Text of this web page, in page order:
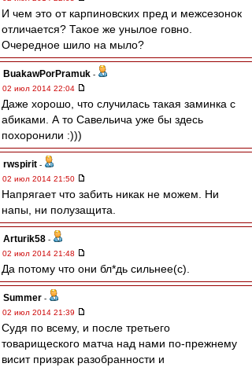
И чем это от карпиновских пред и межсезонок
отличается? Такое же унылое говно.
Очередное шило на мыло?
BuakawPorPramuk -
02 июл 2014 22:04
Даже хорошо, что случилась такая заминка с
абиками. А то Савельича уже бы здесь
похоронили :)))
rwspirit -
02 июл 2014 21:50
Напрягает что забить никак не можем. Ни
напы, ни полузащита.
Arturik58 -
02 июл 2014 21:48
Да потому что они бл*дь сильнее(с).
Summer -
02 июл 2014 21:39
Судя по всему, и после третьего
товарищеского матча над нами по-прежнему
висит призрак разобранности и